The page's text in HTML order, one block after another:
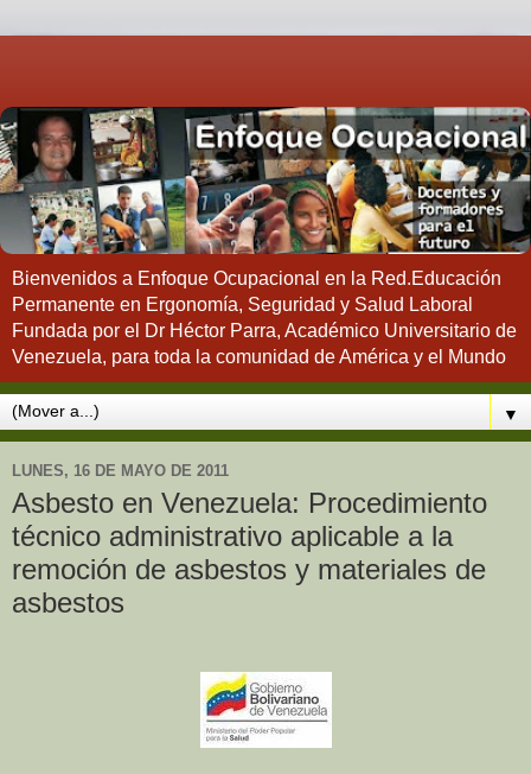
Bienvenidos a Enfoque Ocupacional en la Red.Educación
Permanente en Ergonomía, Seguridad y Salud Laboral
Fundada por el Dr Héctor Parra, Académico Universitario de
Venezuela, para toda la comunidad de América y el Mundo
▼
LUNES, 16 DE MAYO DE 2011
Asbesto en Venezuela: Procedimiento
técnico administrativo aplicable a la
remoción de asbestos y materiales de
asbestos